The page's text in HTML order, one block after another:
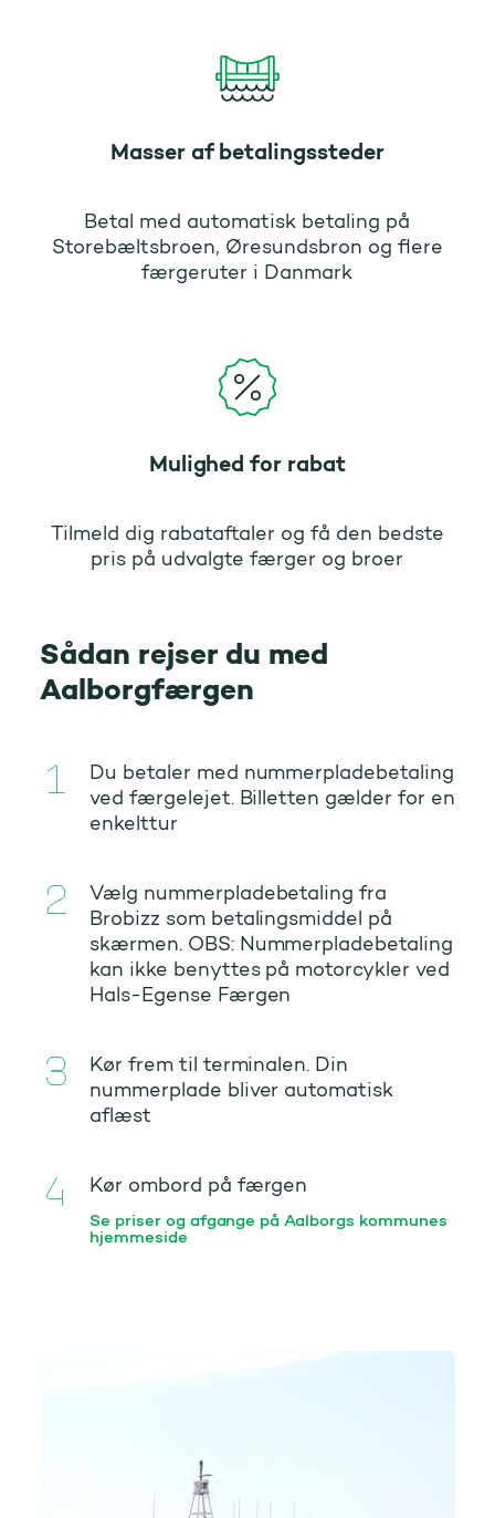
Masser af betalingssteder
Betal med automatisk betaling på
Storebæltsbroen, Øresundsbron og flere
færgeruter i Danmark
Mulighed for rabat
Tilmeld dig rabataftaler og få den bedste
pris på udvalgte færger og broer
Sådan rejser du med
Aalborgfærgen
Du betaler med nummerpladebetaling
ved færgelejet. Billetten gælder for en
enkelttur
Vælg nummerpladebetaling fra
Brobizz som betalingsmiddel på
skærmen. OBS: Nummerpladebetaling
kan ikke benyttes på motorcykler ved
Hals-Egense Færgen
Kør frem til terminalen. Din
nummerplade bliver automatisk
aflæst
Kør ombord på færgen
Se priser og afgange på Aalborgs kommunes
hjemmeside